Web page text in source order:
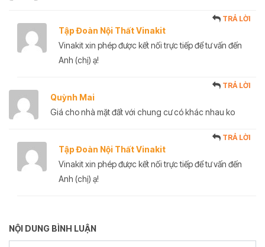
Tập Đoàn Nội Thất Vinakit
TRẢ LỜI
Vinakit xin phép được kết nối trực tiếp để tư vấn đến
Anh (chị) ạ!
Quỳnh Mai
TRẢ LỜI
Giá cho nhà mặt đất với chung cư có khác nhau ko
Tập Đoàn Nội Thất Vinakit
TRẢ LỜI
Vinakit xin phép được kết nối trực tiếp để tư vấn đến
Anh (chị) ạ!
NỘI DUNG BÌNH LUẬN